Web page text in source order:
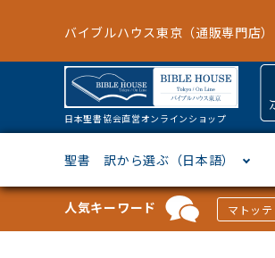
バイブルハウス東京（通販専門店）
日本聖書協会直営オンラインショップ
聖書 訳から選ぶ（日本語）
人気キーワード マトッテ